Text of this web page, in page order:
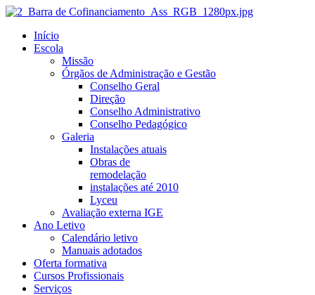
Início
Escola
Missão
Órgãos de Administração e Gestão
Conselho Geral
Direção
Conselho Administrativo
Conselho Pedagógico
Galeria
Instalações atuais
Obras de
remodelação
instalações até 2010
Lyceu
Avaliação externa IGE
Ano Letivo
Calendário letivo
Manuais adotados
Oferta formativa
Cursos Profissionais
Serviços